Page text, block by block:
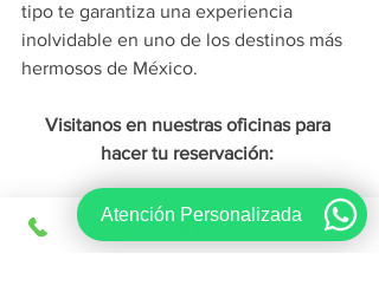
tipo te garantiza una experiencia
inolvidable en uno de los destinos más
hermosos de México.
Visitanos en nuestras oficinas para
hacer tu reservación:
Atención Personalizada